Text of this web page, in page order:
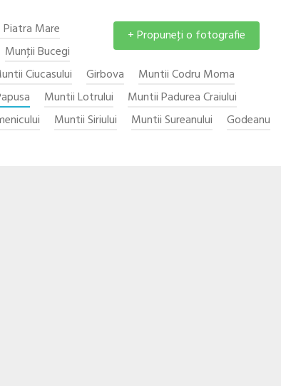
+ Propuneţi o fotografie
Piatra Mare
Munţii Bucegi
Ciucasului Girbova
Muntii Codru Moma
Muntii Lotrului
Muntii Padurea Craiului
Muntii Siriului Muntii Sureanului
Godeanu